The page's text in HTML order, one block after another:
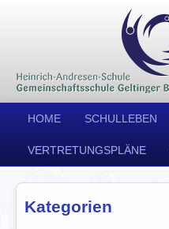
HOME SCHULLEBEN
VERTRETUNGSPLÄNE
Kategorien